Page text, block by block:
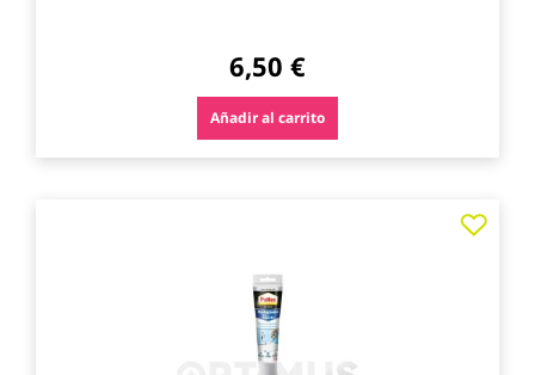
6,50 €
Añadir al carrito